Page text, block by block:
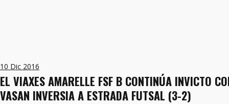
10 Dic 2016
EL VIAXES AMARELLE FSF B CONTINÚA INVICTO
VASAN INVERSIA A ESTRADA FUTSAL (3-2)